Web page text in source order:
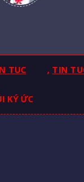
TUC , TIN
KÝ ỨC